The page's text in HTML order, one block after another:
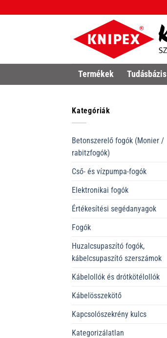
to
Termékek Tudásbázis
Kategóriák
Betonszerelő fogók (Monier /
rabitzfogók)
Cső- és vízpumpa-fogók
Elektronikai fogók
Értékesítési segédanyagok
Fogók
Huzalcsupaszító fogók,
kábelcsupaszító szerszámok
Kábelollók és drótkötélollók
Kábelösszekötő
Kapcsolószekrény kulcs
Kategorizálatlan